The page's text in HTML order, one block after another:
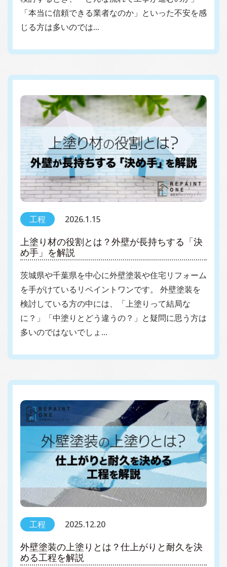
「本当に信頼できる業者なのか」といった不安を感
じる方は多いのでは…
工程 2026.1.15
上塗り材の役割とは？外壁が長持ちする「決
め手」を解説
茨城県や千葉県を中心に外壁塗装や住宅リフォーム
を手がけているリペイントワンです。 外壁塗装を
検討している方の中には、「上塗りって結局な
に？」「中塗りとどう違うの？」と疑問に思う方は
多いのではないでしょ…
工程 2025.12.20
外壁塗装の上塗りとは？仕上がりと耐久を決
める工程を解説